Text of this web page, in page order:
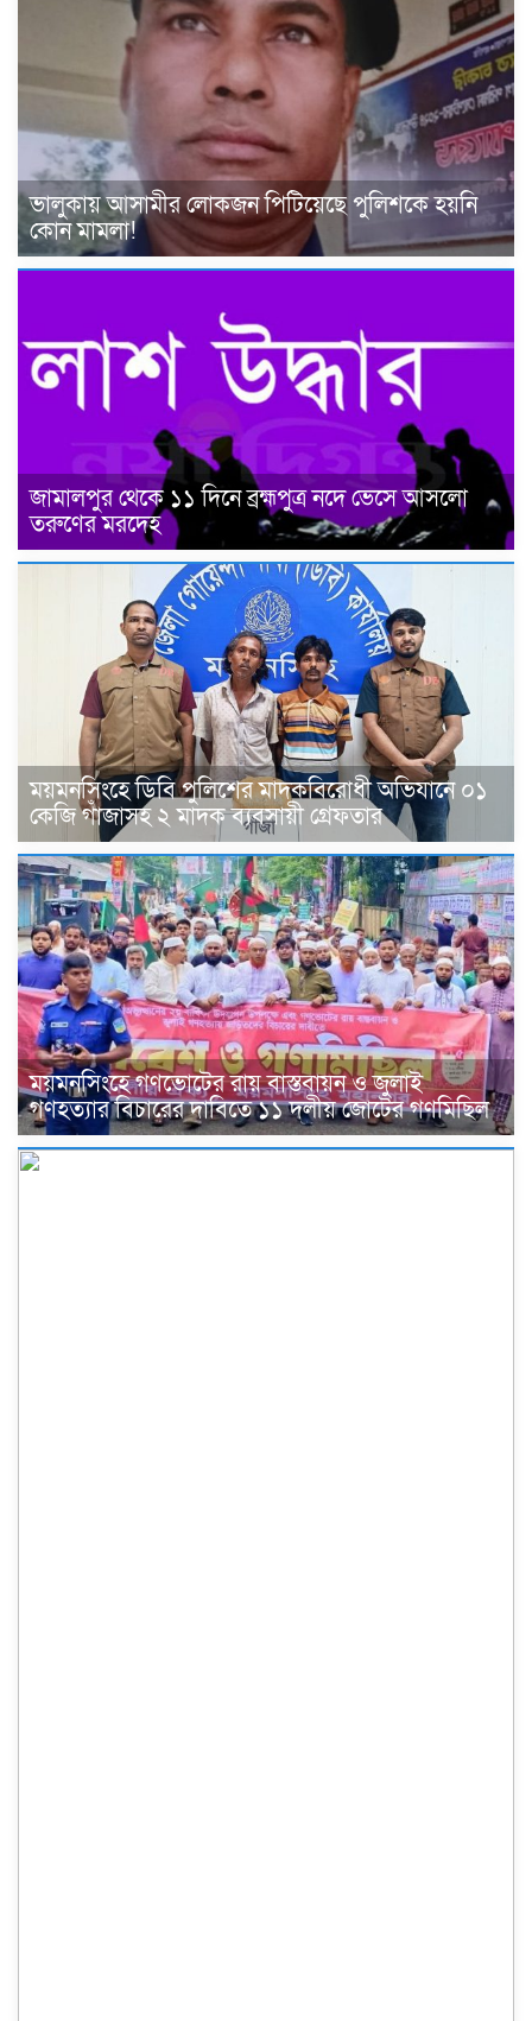
ভালুকায় আসামীর লোকজন পিটিয়েছে পুলিশকে হয়নি
কোন মামলা!
জামালপুর থেকে ১১ দিনে ব্রহ্মপুত্র নদে ভেসে আসলো
তরুণের মরদেহ
ময়মনসিংহে ডিবি পুলিশের মাদকবিরোধী অভিযানে ০১
কেজি গাঁজাসহ ২ মাদক ব্যবসায়ী গ্রেফতার
ময়মনসিংহে গণভোটের রায় বাস্তবায়ন ও জুলাই
গণহত্যার বিচারের দাবিতে ১১ দলীয় জোটের গণমিছিল